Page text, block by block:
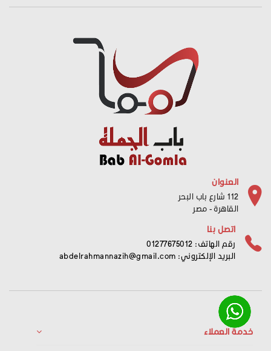
العنوان
112 شارع باب البحر
القاهرة - مصر
اتصل بنا
رقم الهاتف: 01277675012
البريد الإلكتروني: abdelrahmannazih@gmail.com
خدمة العملاء